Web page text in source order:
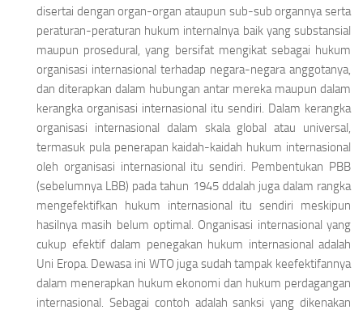
disertai dengan organ-organ ataupun sub-sub organnya serta
peraturan-peraturan hukum internalnya baik yang substansial
maupun prosedural, yang bersifat mengikat sebagai hukum
organisasi internasional terhadap negara-negara anggotanya,
dan diterapkan dalam hubungan antar mereka maupun dalam
kerangka organisasi internasional itu sendiri. Dalam kerangka
organisasi internasional dalam skala global atau universal,
termasuk pula penerapan kaidah-kaidah hukum inter­nasional
oleh organisasi internasional itu sendiri. Pembentukan PBB
(sebelumnya LBB) pada tahun 1945 ddalah juga dalam rangka
mengefektifkan hukum internasional itu sendiri meskipun
hasilnya masih belum optimal. Onganisasi internasional yang
cukup efektif dalam penegakan hukum internasional adalah
Uni Eropa. Dewasa ini WTO juga sudah tampak keefektifannya
dalam menerapkan hukum ekonomi dan hukum perdagangan
internasional. Sebagai contoh adalah sanksi yang dikenakan